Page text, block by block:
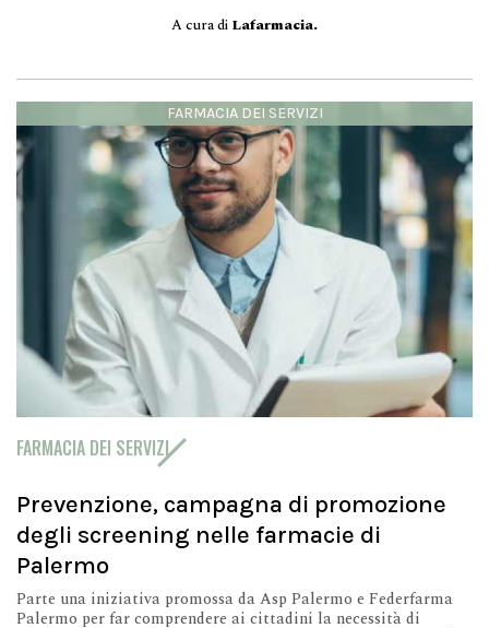
A cura di Lafarmacia.
FARMACIA DEI SERVIZI
FARMACIA DEI SERVIZI
Prevenzione, campagna di promozione
degli screening nelle farmacie di
Palermo
Parte una iniziativa promossa da Asp Palermo e Federfarma
Palermo per far comprendere ai cittadini la necessità di